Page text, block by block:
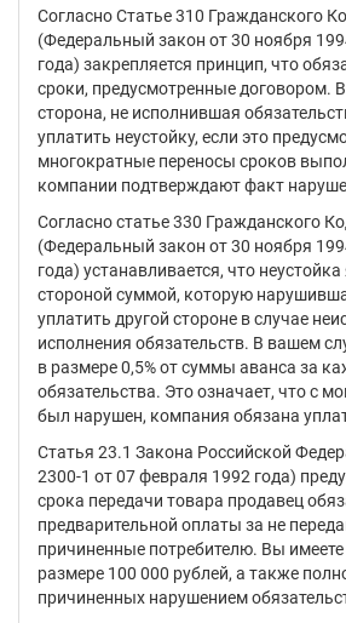
Согласно Статье 310 Гражданского
(Федеральный закон от 30 ноября
года) закрепляется принцип, что
сроки, предусмотренные договором.
сторона, не исполнившая
уплатить неустойку, если это
многократные переносы сроков
компании подтверждают факт
Согласно статье 330 Гражданского
(Федеральный закон от 30 ноября
года) устанавливается, что
стороной суммой, которую
уплатить другой стороне в случае
исполнения обязательств. В вашем
в размере 0,5% от суммы аванса за
обязательства. Это означает, что с
был нарушен, компания обязана
Статья 23.1 Закона Российской
2300-1 от 07 февраля 1992 года)
срока передачи товара продавец
предварительной оплаты за не
причиненные потребителю. Вы
размере 100 000 рублей, а также
причиненных нарушением